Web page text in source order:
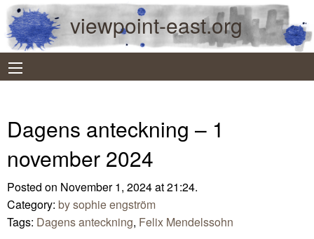
viewpoint-east.org
Dagens anteckning – 1
november 2024
Posted on November 1, 2024 at 21:24.
Category: by sophie engström
Tags: Dagens anteckning, Felix Mendelssohn